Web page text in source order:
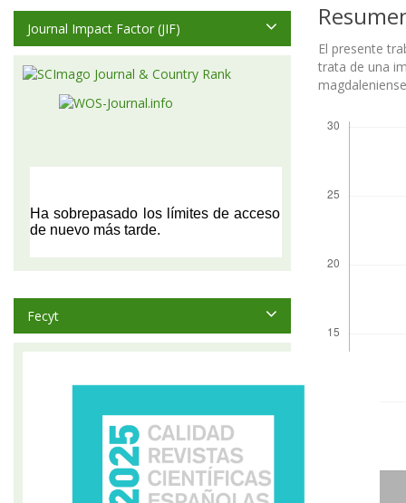
El presente
trata de una
Journal Impact Factor (JIF)
Fecyt